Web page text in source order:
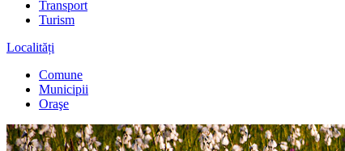
Transport
Turism
Localități
Comune
Municipii
Oraşe